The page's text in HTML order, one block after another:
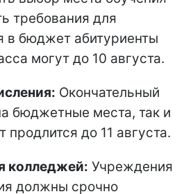
требования для
в бюджет абитуриенты
могут до 10 августа.
Окончательный
бюджетные места, так и
продлится до 11 августа.
колледжей: Учреждения
должны срочно